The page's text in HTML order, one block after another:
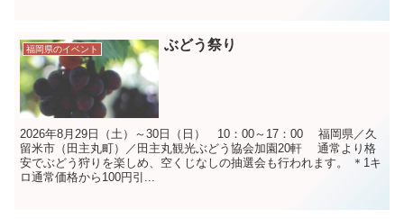
福岡県のイベント ぶどう祭り
2026年8月29日（土）～30日（日） 10：00～17：00 福岡県／久
留米市（田主丸町）／田主丸観光ぶどう協会加園20軒 通常より格
安でぶどう狩りを楽しめ、空くじなしの抽選会も行われます。 ＊1キ
ロ通常価格から100円引...